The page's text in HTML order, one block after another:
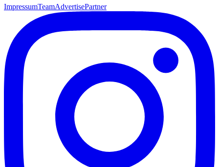
ImpressumTeamAdvertisePartner